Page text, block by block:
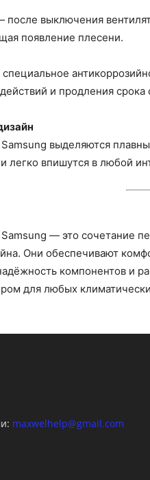
после выключения
появление плесени.
и продления
выделяются
легко впишутся в любой
— это сочетание
Они обеспечивают
компонентов и
для любых
maxwelhelp@gmail.com